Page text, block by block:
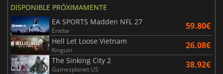
DISPONIBLE PRÓXIMAMENTE
EA SPORTS Madden NFL 27
Eneba 59.80€
Hell Let Loose Vietnam
Kinguin 26.08€
The Sinking City 2
Gamesplanet US 38.92€